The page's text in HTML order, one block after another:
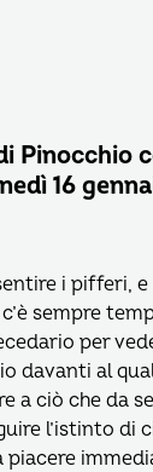
Pinocchio
16
i pifferi,
sempre
per
davanti al
a ciò che da
l’istinto di